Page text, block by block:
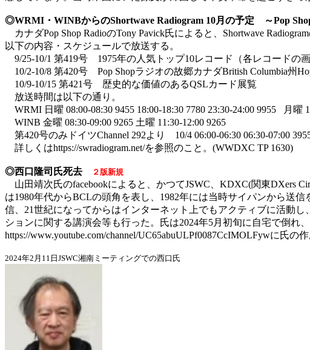
◎WRMI・WINBからのShortwave Radiogram 10月の予定 ～Pop
カナダPop Shop RadioのTony Pavick氏によると、Shortwave
以下の内容・スケジュールで放送する。
9/25-10/1 第419号 1975年の人気トップ10レコード（各レコードの画
10/2-10/8 第420号 Pop Shopラジオの故郷カナダBritish Columbia州
10/9-10/15 第421号 歴史的な価値のあるQSLカード展覧
放送時間は以下の通り。
WRMI 日曜 08:00-08:30 9455 18:00-18:30 7780 23:30-24:00 9955 月曜
WINB 金曜 08:30-09:00 9265 土曜 11:30-12:00 9265
第420号のみドイツChannel 292より 10/4 06:00-06:30 06:30-07:00
詳しくはhttps://swradiogram.net/を参照のこと。(WWDXC TP 1630)
◎西口隆司氏死去 ２版新規
山田靖次氏のfacebookによると、かつてJSWC、KDXC(関東DXers
は1980年代からBCLの頭角を表し、1982年には当時サイパンから送
信、21世紀になってからはインターネット上でもアクティブに活動
ションに関する講演会等も行った。氏は2024年5月初旬に自宅で倒れ
https://www.youtube.com/channel/UC65abuULPf0087CcIMOLFywに氏の
2024年2月11日JSWC湘南ミーティングでの西口氏